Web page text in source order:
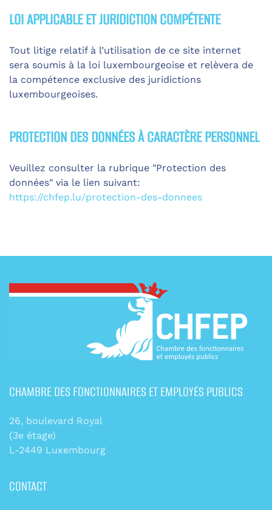
LOI APPLICABLE ET JURIDICTION COMPÉTENTE
Tout litige relatif à l’utilisation de ce site internet
sera soumis à la loi luxembourgeoise et relèvera de
la compétence exclusive des juridictions
luxembourgeoises.
PROTECTION DES DONNÉES À CARACTÈRE PERSONNEL
Veuillez consulter la rubrique "Protection des
données" via le lien suivant:
https://chfep.lu/protection-des-donnees
CHAMBRE DES FONCTIONNAIRES ET EMPLOYÉS PUBLICS
26, boulevard Royal
(3e étage)
L-2449 Luxembourg
CONTACT